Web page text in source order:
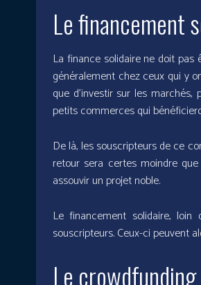
Le financement
La finance solidaire ne doit pas
généralement chez ceux qui y
que d’investir sur les
petits commerces qui
De là, les souscripteurs de ce
retour sera certes moindre
assouvir un projet noble.
Le financement solidaire,
souscripteurs. Ceux-ci peuvent
Le